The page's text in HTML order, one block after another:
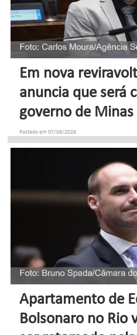
Em nova
anuncia que será
governo de Minas
Postado em 07/08/2026
Apartamento de
Bolsonaro no Rio